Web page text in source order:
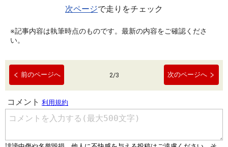
次ページで走りをチェック
※記事内容は執筆時点のものです。最新の内容をご確認くださ
い。
前のページへ 2/3 次のページへ